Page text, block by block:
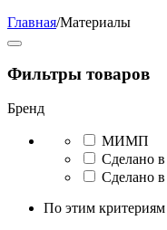
Главная/Материалы
Фильтры товаров
Бренд
МИМП
Сделано
Сделано
По этим